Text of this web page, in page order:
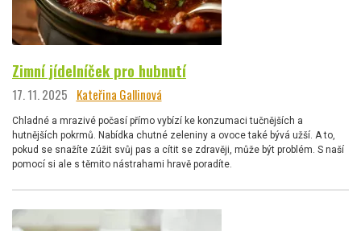
Zimní jídelníček pro hubnutí
17. 11. 2025 Kateřina Gallinová
Chladné a mrazivé počasí přímo vybízí ke konzumaci tučnějších a
hutnějších pokrmů. Nabídka chutné zeleniny a ovoce také bývá užší. A to,
pokud se snažíte zúžit svůj pas a cítit se zdravěji, může být problém. S naší
pomocí si ale s těmito nástrahami hravě poradíte.